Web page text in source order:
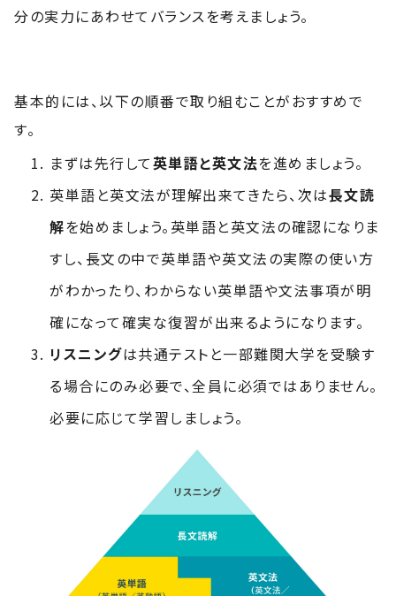
分の実力にあわせてバランスを考えましょう。
基本的には、以下の順番で取り組むことがおすすめで
す。
まずは先行して英単語と英文法を進めましょう。
英単語と英文法が理解出来てきたら、次は長文読
解を始めましょう。英単語と英文法の確認になりま
すし、長文の中で英単語や英文法の実際の使い方
がわかったり、わからない英単語や文法事項が明
確になって確実な復習が出来るようになります。
リスニングは共通テストと一部難関大学を受験す
る場合にのみ必要で、全員に必須ではありません。
必要に応じて学習しましょう。